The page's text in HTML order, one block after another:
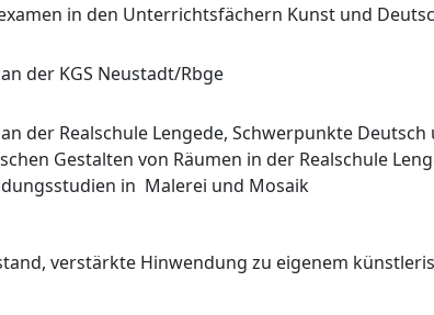
in den Unterrichtsfächern Kunst und
der KGS Neustadt/Rbge
der Realschule Lengede, Schwerpunkte
Gestalten von Räumen in der Realschule
in Malerei und Mosaik
verstärkte Hinwendung zu eigenem